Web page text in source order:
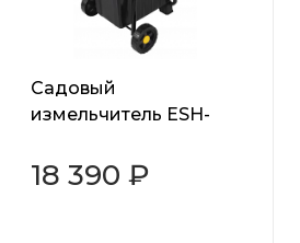
Садовый
измельчитель ESH-
18 390 ₽